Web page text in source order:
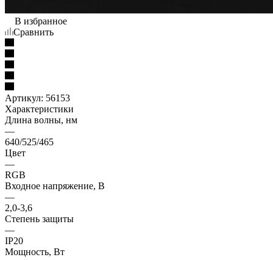
В избранное
Сравнить
Артикул: 56153
Характеристики
Длина волны, нм
—
640/525/465
Цвет
—
RGB
Входное напряжение, В
—
2,0-3,6
Степень защиты
—
IP20
Мощность, Вт